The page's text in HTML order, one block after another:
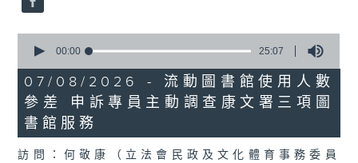
seconds
25
minutes,
7
seconds
00:00 25:07
07/08/2026 - 流動圖書館使用人數
參差 申訴專員主動調查康文署三項圖
書館服務
訪問：何敬康（立法會民政及文化體育事務委員